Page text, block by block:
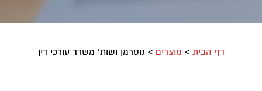
דף הבית > מוצרים >גוטרמן ושות' משרד עורכי דין